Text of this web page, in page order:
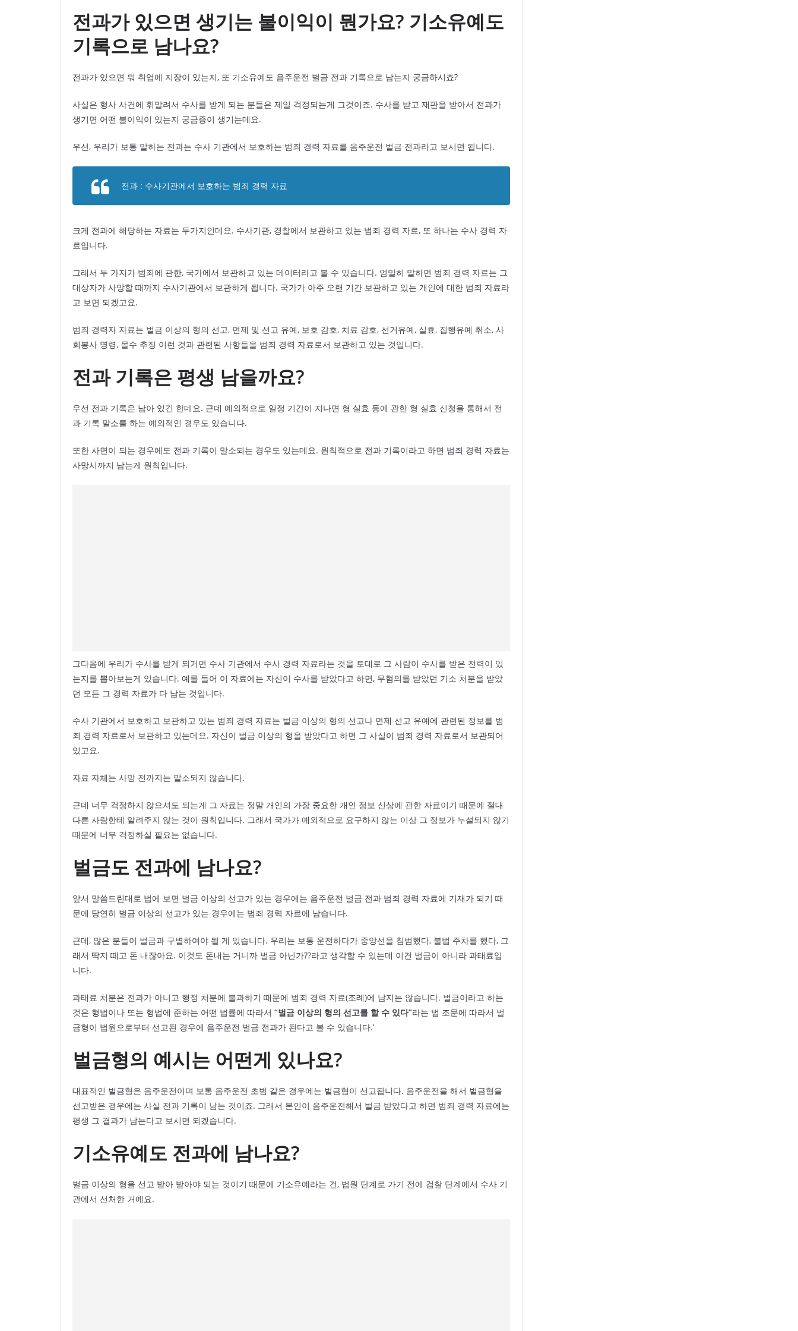
전과가 있으면 생기는 불이익이 뭔가요? 기소유예도
기록으로 남나요?
전과가 있으면 뭐 취업에 지장이 있는지, 또 기소유예도 음주운전 벌금 전과 기록으로 남는지 궁금하시죠?
사실은 형사 사건에 휘말려서 수사를 받게 되는 분들은 제일 걱정되는게 그것이죠. 수사를 받고 재판을 받아서 전과가
생기면 어떤 불이익이 있는지 궁금증이 생기는데요.
우선, 우리가 보통 말하는 전과는 수사 기관에서 보호하는 범죄 경력 자료를 음주운전 벌금 전과라고 보시면 됩니다.
전과 : 수사기관에서 보호하는 범죄 경력 자료
크게 전과에 해당하는 자료는 두가지인데요. 수사기관, 경찰에서 보관하고 있는 범죄 경력 자료, 또 하나는 수사 경력 자
료입니다.
그래서 두 가지가 범죄에 관한, 국가에서 보관하고 있는 데이터라고 볼 수 있습니다. 엄밀히 말하면 범죄 경력 자료는 그
대상자가 사망할 때까지 수사기관에서 보관하게 됩니다. 국가가 아주 오랜 기간 보관하고 있는 개인에 대한 범죄 자료라
고 보면 되겠고요.
범죄 경력자 자료는 벌금 이상의 형의 선고, 면제 및 선고 유예, 보호 감호, 치료 감호, 선거유예, 실효, 집행유예 취소, 사
회봉사 명령, 몰수 추징 이런 것과 관련된 사항들을 범죄 경력 자료로서 보관하고 있는 것입니다.
전과 기록은 평생 남을까요?
우선 전과 기록은 남아 있긴 한데요. 근데 예외적으로 일정 기간이 지나면 형 실효 등에 관한 형 실효 신청을 통해서 전
과 기록 말소를 하는 예외적인 경우도 있습니다.
또한 사면이 되는 경우에도 전과 기록이 말소되는 경우도 있는데요. 원칙적으로 전과 기록이라고 하면 범죄 경력 자료는
사망시까지 남는게 원칙입니다.
그다음에 우리가 수사를 받게 되거면 수사 기관에서 수사 경력 자료라는 것을 토대로 그 사람이 수사를 받은 전력이 있
는지를 뽑아보는게 있습니다. 예를 들어 이 자료에는 자신이 수사를 받았다고 하면, 무혐의를 받았던 기소 처분을 받았
던 모든 그 경력 자료가 다 남는 것입니다.
수사 기관에서 보호하고 보관하고 있는 범죄 경력 자료는 벌금 이상의 형의 선고나 면제 선고 유예에 관련된 정보를 범
죄 경력 자료로서 보관하고 있는데요. 자신이 벌금 이상의 형을 받았다고 하면 그 사실이 범죄 경력 자료로서 보관되어
있고요.
자료 자체는 사망 전까지는 말소되지 않습니다.
근데 너무 걱정하지 않으셔도 되는게 그 자료는 정말 개인의 가장 중요한 개인 정보 신상에 관한 자료이기 때문에 절대
다른 사람한테 알려주지 않는 것이 원칙입니다. 그래서 국가가 예외적으로 요구하지 않는 이상 그 정보가 누설되지 않기
때문에 너무 걱정하실 필요는 없습니다.
벌금도 전과에 남나요?
앞서 말씀드린대로 법에 보면 벌금 이상의 선고가 있는 경우에는 음주운전 벌금 전과 범죄 경력 자료에 기재가 되기 때
문에 당연히 벌금 이상의 선고가 있는 경우에는 범죄 경력 자료에 남습니다.
근데, 많은 분들이 벌금과 구별하여야 될 게 있습니다. 우리는 보통 운전하다가 중앙선을 침범했다, 불법 주차를 했다, 그
래서 딱지 떼고 돈 내잖아요. 이것도 돈내는 거니까 벌금 아닌가??라고 생각할 수 있는데 이건 벌금이 아니라 과태료입
니다.
과태료 처분은 전과가 아니고 행정 처분에 불과하기 때문에 범죄 경력 자료(조례)에 남지는 않습니다. 벌금이라고 하는
것은 형법이나 또는 형법에 준하는 어떤 법률에 따라서 “벌금 이상의 형의 선고를 할 수 있다”라는 법 조문에 따라서 벌
금형이 법원으로부터 선고된 경우에 음주운전 벌금 전과가 된다고 볼 수 있습니다.’
벌금형의 예시는 어떤게 있나요?
대표적인 벌금형은 음주운전이며 보통 음주운전 초범 같은 경우에는 벌금형이 선고됩니다. 음주운전을 해서 벌금형을
선고받은 경우에는 사실 전과 기록이 남는 것이죠. 그래서 본인이 음주운전해서 벌금 받았다고 하면 범죄 경력 자료에는
평생 그 결과가 남는다고 보시면 되겠습니다.
기소유예도 전과에 남나요?
벌금 이상의 형을 선고 받아 받아야 되는 것이기 때문에 기소유예라는 건, 법원 단계로 가기 전에 검찰 단계에서 수사 기
관에서 선처한 거예요.